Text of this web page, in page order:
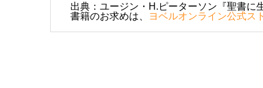
出典：ユージン・H.ピーターソン『聖書
書籍のお求めは、
ヨベルオンライン公式ス